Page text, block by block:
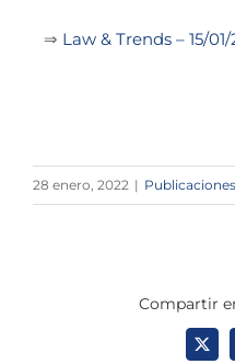
⇒ Law & Trends – 15/
28 enero, 2022 | Publicaciones
Compartir
X